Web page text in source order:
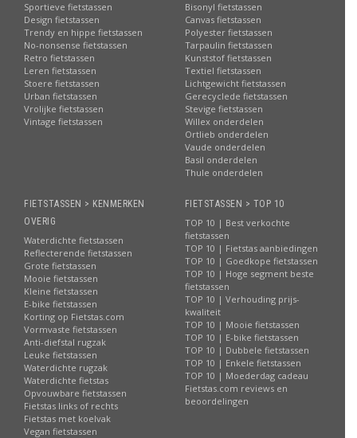
Sportieve fietstassen
Design fietstassen
Trendy en hippe fietstassen
No-nonsense fietstassen
Retro fietstassen
Leren fietstassen
Stoere fietstassen
Urban fietstassen
Vrolijke fietstassen
Vintage fietstassen
Bisonyl fietstassen
Canvas fietstassen
Polyester fietstassen
Tarpaulin fietstassen
Kunststof fietstassen
Textiel fietstassen
Lichtgewicht fietstassen
Gerecyclede fietstassen
Stevige fietstassen
Willex onderdelen
Ortlieb onderdelen
Vaude onderdelen
Basil onderdelen
Thule onderdelen
FIETSTASSEN > KENMERKEN
OVERIG
Waterdichte fietstassen
Reflecterende fietstassen
Grote fietstassen
Mooie fietstassen
Kleine fietstassen
E-bike fietstassen
Korting op Fietstas.com
Vormvaste fietstassen
Anti-diefstal rugzak
Leuke fietstassen
Waterdichte rugzak
Waterdichte fietstas
Opvouwbare fietstassen
Fietstas links of rechts
Fietstas met koelvak
Vegan fietstassen
FIETSTASSEN > TOP 10
TOP 10 | Best verkochte
fietstassen
TOP 10 | Fietstas aanbiedingen
TOP 10 | Goedkope fietstassen
TOP 10 | Hoge segment beste
fietstassen
TOP 10 | Verhouding prijs-
kwaliteit
TOP 10 | Mooie fietstassen
TOP 10 | E-bike fietstassen
TOP 10 | Dubbele fietstassen
TOP 10 | Enkele fietstassen
TOP 10 | Moederdag cadeau
Fietstas.com reviews en
beoordelingen